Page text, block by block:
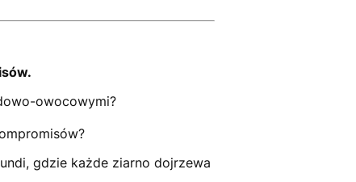
owocowymi?
gdzie każde ziarno dojrzewa